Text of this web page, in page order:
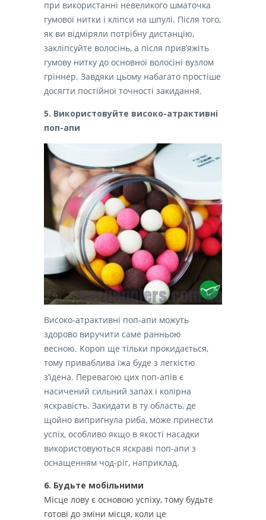
при використанні невеликого шматочка
гумової нитки і кліпси на шпулі. Після того,
як ви відміряли потрібну дистанцію,
закліпсуйте волосінь, а після прив’яжіть
гумову нитку до основної волосіні вузлом
гріннер. Завдяки цьому набагато простіше
досягти постійної точності закидання.
5. Використовуйте високо-атрактивні
поп-апи
Високо-атрактивні поп-апи можуть
здорово виручити саме ранньою
весною. Короп ще тільки прокидається,
тому приваблива їжа буде з легкістю
з’їдена. Перевагою цих поп-апів є
насичений сильний запах і колірна
яскравість. Закидати в ту область, де
щойно випригнула риба, може принести
успіх, особливо якщо в якості насадки
використовуються яскраві поп-апи з
оснащенням чод-ріг, наприклад.
6. Будьте мобільними
Місце лову є основою успіху, тому будьте
готові до зміни місця, коли це